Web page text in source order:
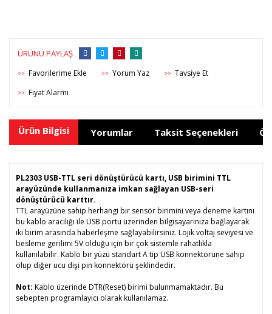
ÜRÜNÜ PAYLAŞ
>> >> Yorum Yaz >> Tavsiye Et
>> Fiyat Alarmı
Ürün Bilgisi Yorumlar Taksit Seçenekleri
PL2303 USB-TTL seri dönüştürücü kartı, USB birimini TTL
arayüzünde kullanmanıza imkan sağlayan USB-seri
dönüştürücü karttır.
TTL arayüzüne sahip herhangi bir sensör birimini veya deneme kartını
bu kablo aracılığı ile USB portu üzerinden bilgisayarınıza bağlayarak
iki birim arasında haberleşme sağlayabilirsiniz. Lojik voltaj seviyesi ve
besleme gerilimi 5V olduğu için bir çok sistemle rahatlıkla
kullanılabilir. Kablo bir yüzü standart A tip USB konnektörüne sahip
olup diğer ucu dişi pin konnektörü şeklindedir.
Not: Kablo üzerinde DTR(Reset) birimi bulunmamaktadır. Bu
sebepten programlayıcı olarak kullanılamaz.